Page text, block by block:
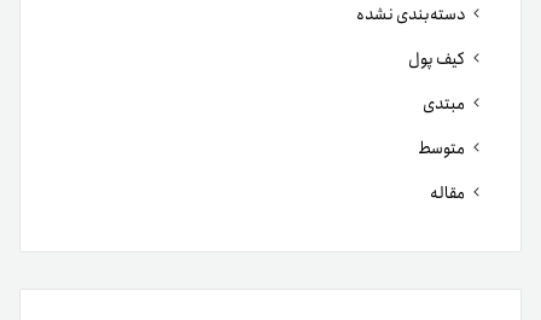
دسته‌بندی نشده
کیف پول
مبتدی
متوسط
مقاله